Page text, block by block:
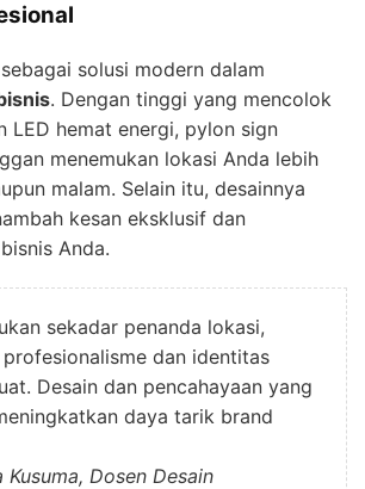
solusi modern dalam
. Dengan tinggi yang mencolok
LED hemat energi, pylon sign
menemukan lokasi Anda lebih
malam. Selain itu, desainnya
kesan eksklusif dan
Anda.
sekadar penanda lokasi,
dan identitas
Desain dan pencahayaan yang
daya tarik brand
Kusuma, Dosen Desain